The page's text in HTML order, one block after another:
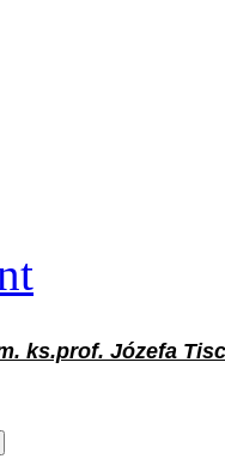
ks.prof. Józefa